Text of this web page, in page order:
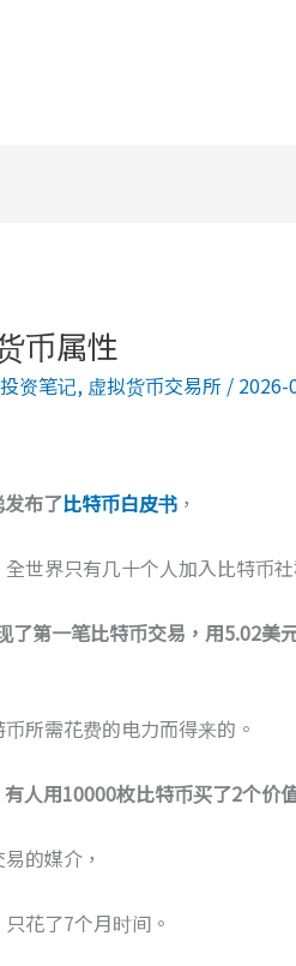
币属性
投资笔记, 虚拟货币交易所 / 2026-
布了比特币白皮书，
世界只有几十个人加入比特币
第一笔比特币交易，用5.02美
所需花费的电力而得来的。
人用10000枚比特币买了2个价
的媒介，
花了7个月时间。